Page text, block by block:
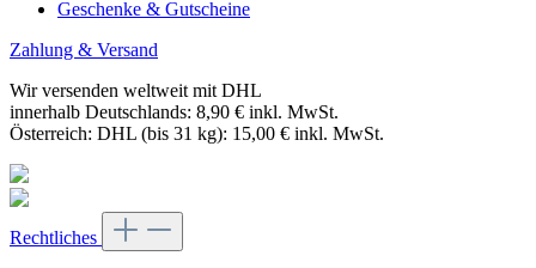
Geschenke & Gutscheine
Zahlung & Versand
Wir versenden weltweit mit DHL
innerhalb Deutschlands: 8,90 € inkl. MwSt.
Österreich: DHL (bis 31 kg): 15,00 € inkl. MwSt.
Rechtliches